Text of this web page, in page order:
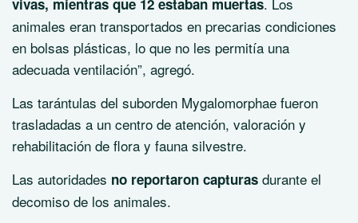
animales eran transportados en precarias condiciones
en bolsas plásticas, lo que no les permitía una
adecuada ventilación”, agregó.
Las tarántulas del suborden Mygalomorphae fueron
trasladadas a un centro de atención, valoración y
rehabilitación de flora y fauna silvestre.
Las autoridades no reportaron capturas durante el
decomiso de los animales.